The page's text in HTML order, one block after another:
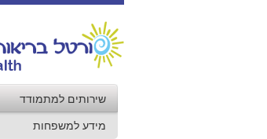
שירותים למתמודד
מידע למשפחות